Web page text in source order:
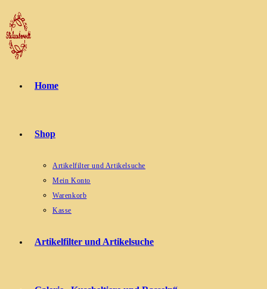
Zum
Inhalt
springen
Home
Shop
Artikelfilter und Artikelsuche
Mein Konto
Warenkorb
Kasse
Artikelfilter und Artikelsuche